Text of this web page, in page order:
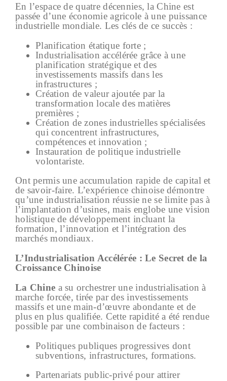
En l’espace de quatre décennies, la Chine est
passée d’une économie agricole à une puissance
industrielle mondiale. Les clés de ce succès :
Planification étatique forte ;
Industrialisation accélérée grâce à une
planification stratégique et des
investissements massifs dans les
infrastructures ;
Création de valeur ajoutée par la
transformation locale des matières
premières ;
Création de zones industrielles spécialisées
qui concentrent infrastructures,
compétences et innovation ;
Instauration de politique industrielle
volontariste.
Ont permis une accumulation rapide de capital et
de savoir-faire. L’expérience chinoise démontre
qu’une industrialisation réussie ne se limite pas à
l’implantation d’usines, mais englobe une vision
holistique de développement incluant la
formation, l’innovation et l’intégration des
marchés mondiaux.
L’Industrialisation Accélérée : Le Secret de la
Croissance Chinoise
La Chine a su orchestrer une industrialisation à
marche forcée, tirée par des investissements
massifs et une main-d’œuvre abondante et de
plus en plus qualifiée. Cette rapidité a été rendue
possible par une combinaison de facteurs :
Politiques publiques progressives dont
subventions, infrastructures, formations.
Partenariats public-privé pour attirer